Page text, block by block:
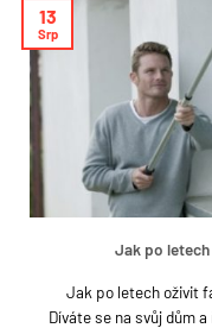
Jak po
Jak po letech oživit
Díváte se na svůj dům
13
Srp